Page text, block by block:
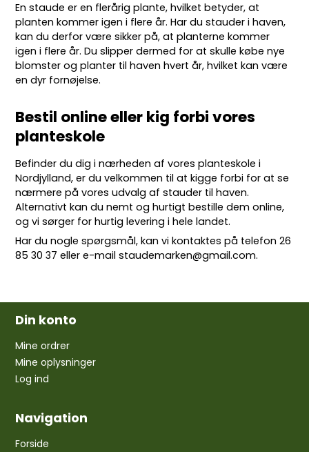
En staude er en flerårig plante, hvilket betyder, at
planten kommer igen i flere år. Har du stauder i haven,
kan du derfor være sikker på, at planterne kommer
igen i flere år. Du slipper dermed for at skulle købe nye
blomster og planter til haven hvert år, hvilket kan være
en dyr fornøjelse.
Bestil online eller kig forbi vores
planteskole
Befinder du dig i nærheden af vores planteskole i
Nordjylland, er du velkommen til at kigge forbi for at se
nærmere på vores udvalg af stauder til haven.
Alternativt kan du nemt og hurtigt bestille dem online,
og vi sørger for hurtig levering i hele landet.
Har du nogle spørgsmål, kan vi kontaktes på telefon26
85 30 37 eller e-mailstaudemarken@gmail.com.
Din konto
Mine ordrer
Mine oplysninger
Log ind
Navigation
Forside